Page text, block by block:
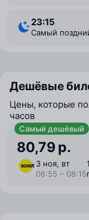
23:15
Самый
Дешёвые
Цены, которые
часов
Самый дешёвый
80,79 р.
3 ноя, вт
06:55 – 08:15